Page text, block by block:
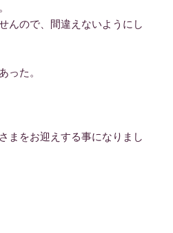
んので、間違えないようにし
った。
まをお迎えする事になりまし